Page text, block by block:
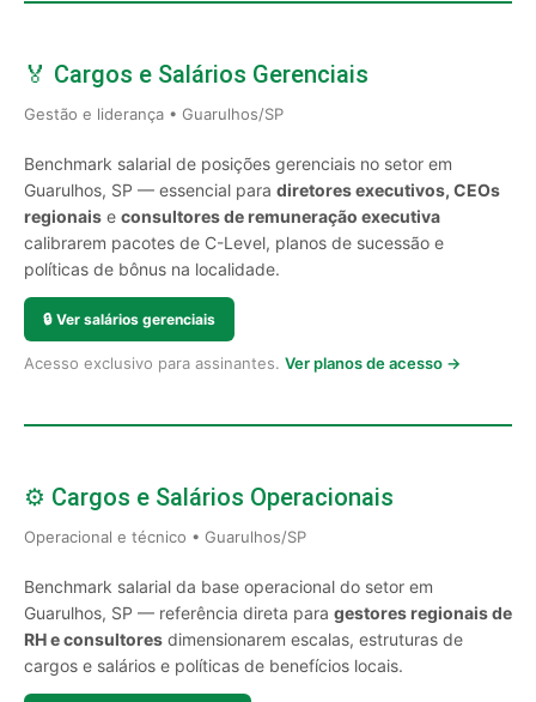
🏅 Cargos e Salários Gerenciais
Gestão e liderança • Guarulhos/SP
Benchmark salarial de posições gerenciais no setor em
Guarulhos, SP — essencial para diretores executivos, CEOs
regionais e consultores de remuneração executiva
calibrarem pacotes de C-Level, planos de sucessão e
políticas de bônus na localidade.
🔒 Ver salários gerenciais
Acesso exclusivo para assinantes. Ver planos de acesso →
⚙️ Cargos e Salários Operacionais
Operacional e técnico • Guarulhos/SP
Benchmark salarial da base operacional do setor em
Guarulhos, SP — referência direta para gestores regionais de
RH e consultores dimensionarem escalas, estruturas de
cargos e salários e políticas de benefícios locais.